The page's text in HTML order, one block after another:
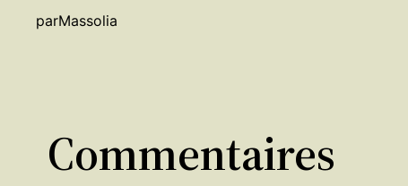
parMassolia
Commentaires